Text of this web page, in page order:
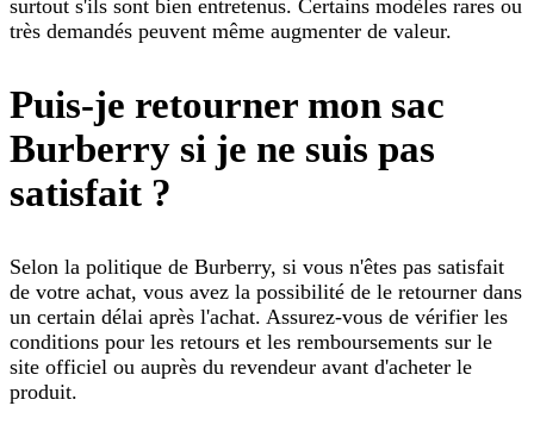
surtout s'ils sont bien entretenus. Certains modèles rares ou
très demandés peuvent même augmenter de valeur.
Puis-je retourner mon sac
Burberry si je ne suis pas
satisfait ?
Selon la politique de Burberry, si vous n'êtes pas satisfait
de votre achat, vous avez la possibilité de le retourner dans
un certain délai après l'achat. Assurez-vous de vérifier les
conditions pour les retours et les remboursements sur le
site officiel ou auprès du revendeur avant d'acheter le
produit.